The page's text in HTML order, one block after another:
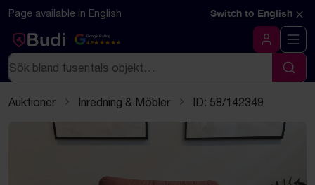
Hoppa till innehåll
Textbaserad (markdown) version av denna sida
Page available in English Switch to English ×
Google Rating
4.5
Logga in
Sök
Sök
Auktioner Inredning & Möbler ID: 58/142349